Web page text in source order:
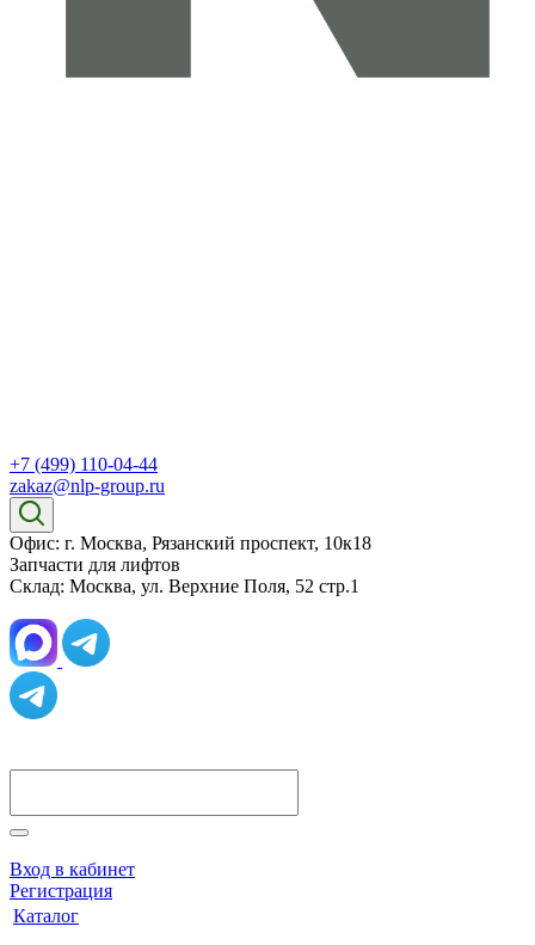
+7 (499) 110-04-44
zakaz@nlp-group.ru
Офис: г. Москва, Рязанский проспект, 10к18
Запчасти для лифтов
Склад: Москва, ул. Верхние Поля, 52 стр.1
Вход в кабинет
Регистрация
Каталог